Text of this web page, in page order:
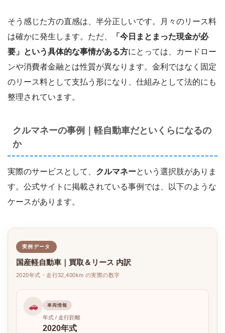
そう感じた方の直感は、半分正しいです。月々のリース料
は確かに発生します。ただ、
「今日まとまった現金が必
要」という具体的な事情がある方にとっては、カードロー
ンや消費者金融とは性質が異なります。金利ではなく固定
のリース料として支払う形になり、仕組みとして法的にも
整理されています。
クルマネーの事例｜軽自動車だといくらになるの
か
実際のサービスとして、 クルマネーという選択肢がありま
す。公式サイトに掲載されている事例では、以下のような
ケースがあります。
実例データ
国産軽自動車｜買取＆リース 内訳
2020年式・走行32,400km の実際の数字
車両情報
年式 / 走行距離
2020年式